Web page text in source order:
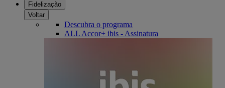
Fidelização
Voltar
Descubra o programa
ALL Accor+ ibis - Assinatura